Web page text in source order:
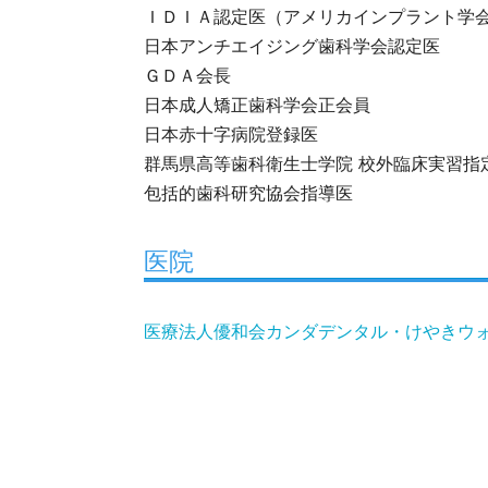
ＩＤＩＡ認定医（アメリカインプラント学会
日本アンチエイジング歯科学会認定医
ＧＤＡ会長
日本成人矯正歯科学会正会員
日本赤十字病院登録医
群馬県高等歯科衛生士学院 校外臨床実習指
包括的歯科研究協会指導医
医院
医療法人優和会カンダデンタル・けやきウ